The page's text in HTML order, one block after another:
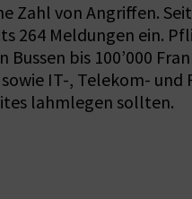
Zahl von Angriffen.
Meldungen ein.
bis 100’000
IT-, Telekom-
lahmlegen sollten.